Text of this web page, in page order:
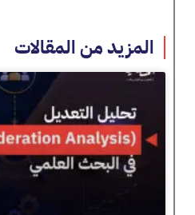
المزيد من المقالات